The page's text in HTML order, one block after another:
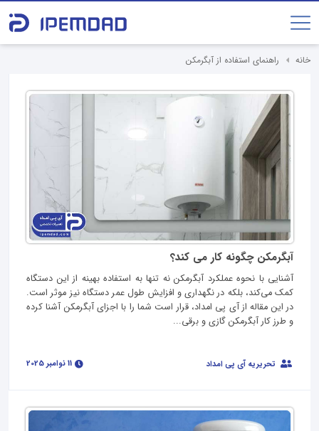
خانه راهنمای استفاده از آبگرمکن
آبگرمکن چگونه کار می کند؟
آشنایی با نحوه عملکرد آبگرمکن نه تنها به استفاده بهینه از این دستگاه
کمک می‌کند، بلکه در نگهداری و افزایش طول عمر دستگاه نیز موثر است.
در این مقاله از آی پی امداد، قرار است شما را با اجزای آبگرمکن آشنا کرده
و طرز کار آبگرمکن گازی و برقی...
تحریریه آی پی امداد